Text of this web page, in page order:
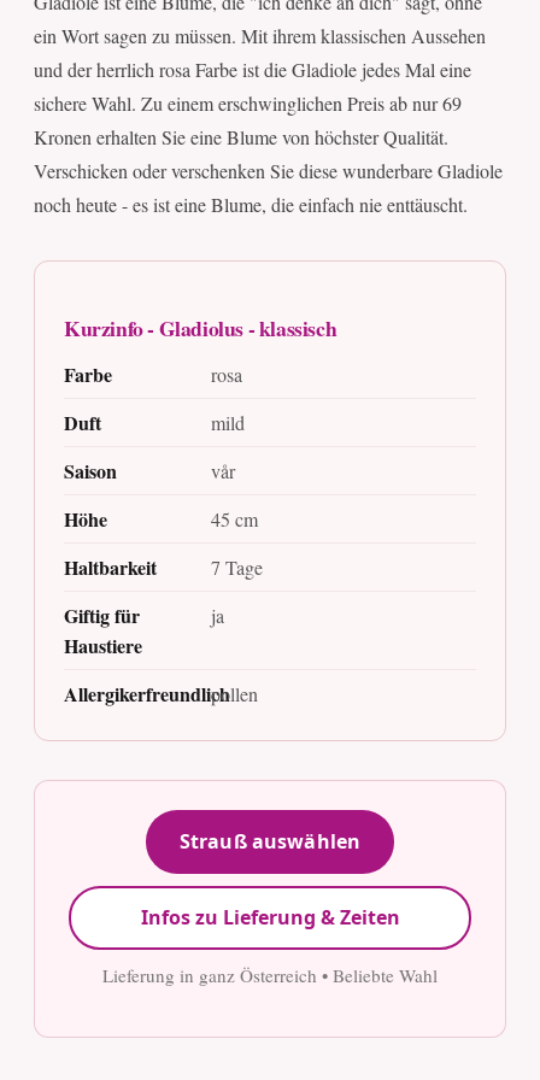
ein Wort sagen zu müssen. Mit ihrem klassischen Aussehen
und der herrlich rosa Farbe ist die Gladiole jedes Mal eine
sichere Wahl. Zu einem erschwinglichen Preis ab nur 69
Kronen erhalten Sie eine Blume von höchster Qualität.
Verschicken oder verschenken Sie diese wunderbare Gladiole
noch heute - es ist eine Blume, die einfach nie enttäuscht.
Kurzinfo - Gladiolus - klassisch
Farbe rosa
Duft mild
Saison vår
Höhe 45 cm
Haltbarkeit 7 Tage
Giftig für
Haustiere
ja
Allergikerfreundlichpollen
Strauß auswählen
Infos zu Lieferung & Zeiten
Lieferung in ganz Österreich • Beliebte Wahl